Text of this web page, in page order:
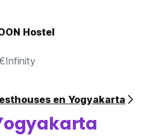
Hostel
en Yogyakarta